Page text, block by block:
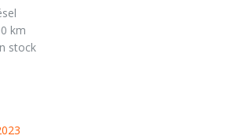
km
stock